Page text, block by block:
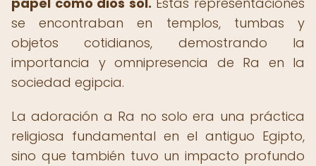
se encontraban en templos, tumbas y
objetos cotidianos, demostrando la
importancia y omnipresencia de Ra en la
sociedad egipcia.
La adoración a Ra no solo era una práctica
religiosa fundamental en el antiguo Egipto,
sino que también tuvo un impacto profundo